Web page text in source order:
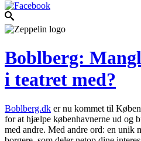
Boblberg:
i teatret med?
Boblberg.dk er nu kommet til
for at hjælpe københavnerne ud og
med andre. Med andre ord: en unik